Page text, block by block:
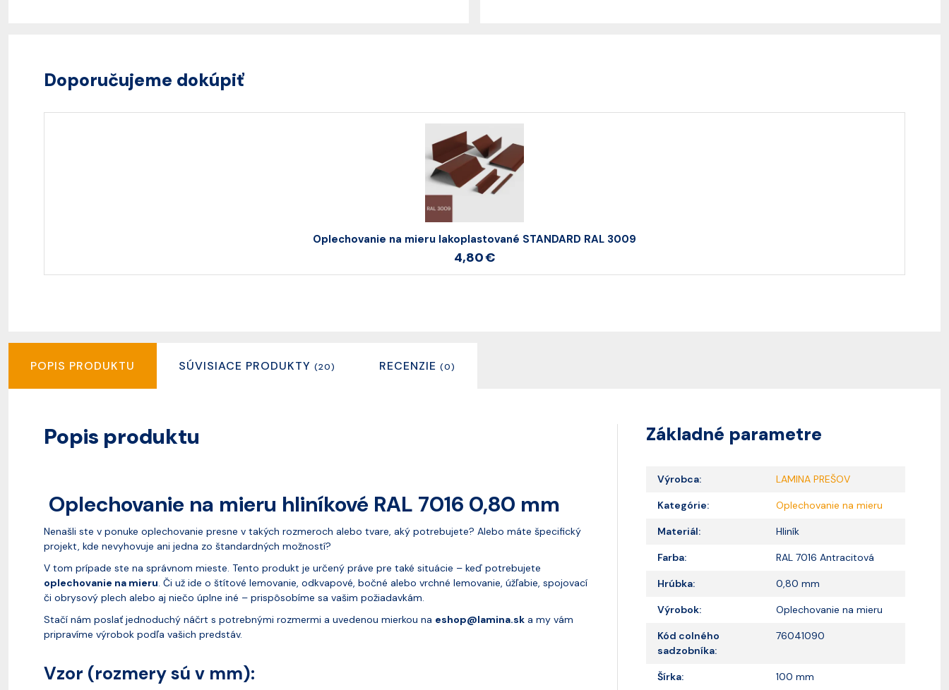
Doporučujeme dokúpiť
Oplechovanie na mieru lakoplastované STANDARD RAL 3009
4,80 €
POPIS PRODUKTU SÚVISIACE PRODUKTY (20) RECENZIE (0)
Popis produktu
Oplechovanie na mieru hliníkové RAL 7016 0,80 mm
Nenašli ste v ponuke oplechovanie presne v takých rozmeroch alebo tvare, aký potrebujete? Alebo máte špecifický
projekt, kde nevyhovuje ani jedna zo štandardných možností?
V tom prípade ste na správnom mieste. Tento produkt je určený práve pre také situácie – keď potrebujete
oplechovanie na mieru. Či už ide o štítové lemovanie, odkvapové, bočné alebo vrchné lemovanie, úžľabie, spojovací
či obrysový plech alebo aj niečo úplne iné – prispôsobíme sa vašim požiadavkám.
Stačí nám poslať jednoduchý náčrt s potrebnými rozmermi a uvedenou mierkou na eshop@lamina.sk a my vám
pripravíme výrobok podľa vašich predstáv.
Vzor (rozmery sú v mm):
Základné parametre
Výrobca: LAMINA PREŠOV
Kategórie: Oplechovanie na mieru
Materiál: Hliník
Farba: RAL 7016 Antracitová
Hrúbka: 0,80 mm
Výrobok: Oplechovanie na mieru
Kód colného
sadzobníka:
76041090
Šírka: 100 mm